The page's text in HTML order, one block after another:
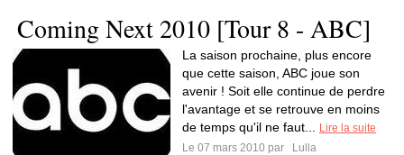
Coming Next 2010 [Tour 8 - ABC]
La saison prochaine, plus encore
que cette saison, ABC joue son
avenir ! Soit elle continue de perdre
l'avantage et se retrouve en moins
de temps qu'il ne faut...
Lire la suite
Le 07 mars 2010 par
Lulla